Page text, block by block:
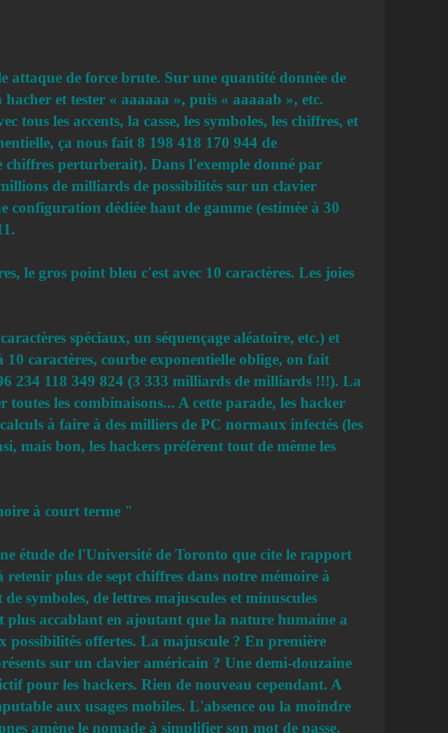
attaque de force brute. Sur une quantité donnée de
et tester « aaaaaa », puis « aaaaab », etc.
les accents, la casse, les symboles, les chiffres, et
ça nous fait 8 198 418 170 944 de
perturberait). Dans l'exemple donné par
de milliards de possibilités sur un clavier
dédiée haut de gamme (estimée à 30
le gros point bleu c'est avec 10 caractères. Les joies
spéciaux, un séquençage aléatoire, etc.) et
caractères, courbe exponentielle oblige, on fait
234 118 349 824 (3 333 milliards de milliards !!!). La
les combinaisons... A cette parade, les hacker
à faire à des milliers de PC normaux infectés (les
mais bon, les hackers préfèrent tout de même les
à court terme "
étude de l'Université de Toronto que cite le rapport
retenir plus de sept chiffres dans notre mémoire à
symboles, de lettres majuscules et minuscules
accablant en ajoutant que la nature humaine a
possibilités offertes. La majuscule ? En première
sur un clavier américain ? Une demi-douzaine
pour les hackers. Rien de nouveau cependant. A
aux usages mobiles. L'absence ou la moindre
amène le nomade à simplifier son mot de passe.